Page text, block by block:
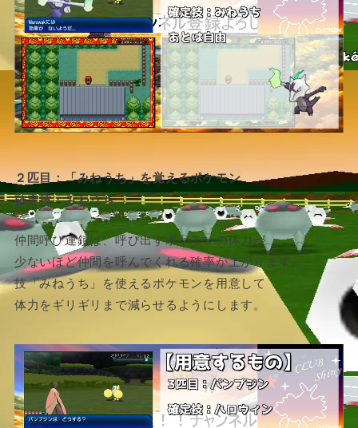
２匹目：「みねうち」を覚えるポケモン
確定技：みねうち
仲間呼び連鎖は、呼び出すポケモンの体力が
少ないほど仲間を呼んでくれる確率が上がります。
技「みねうち」を使えるポケモンを用意して
体力をギリギリまで減らせるようにします。